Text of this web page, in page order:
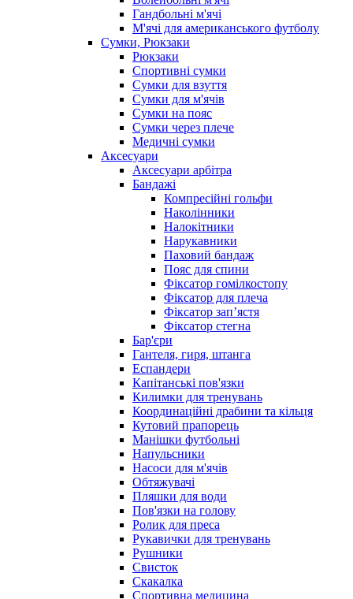
Гандбольні м'ячі
М'ячі для американського футболу
Сумки, Рюкзаки
Рюкзаки
Спортивні сумки
Сумки для взуття
Сумки для м'ячів
Сумки на пояс
Сумки через плече
Медичні сумки
Аксесуари
Аксесуари арбітра
Бандажі
Компресійні гольфи
Наколінники
Налокітники
Нарукавники
Паховий бандаж
Пояс для спини
Фіксатор гомілкостопу
Фіксатор для плеча
Фіксатор запʼястя
Фіксатор стегна
Бар'єри
Гантеля, гиря, штанга
Еспандери
Капітанські пов'язки
Килимки для тренувань
Координаційні драбини та кільця
Кутовий прапорець
Манішки футбольні
Напульсники
Насоси для м'ячів
Обтяжувачі
Пляшки для води
Пов'язки на голову
Ролик для преса
Рукавички для тренувань
Рушники
Свисток
Скакалка
Спортивна медицина